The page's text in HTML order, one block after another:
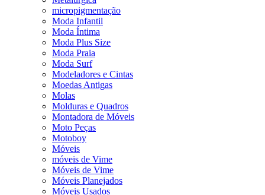
micropigmentação
Moda Infantil
Moda Íntima
Moda Plus Size
Moda Praia
Moda Surf
Modeladores e Cintas
Moedas Antigas
Molas
Molduras e Quadros
Montadora de Móveis
Moto Peças
Motoboy
Móveis
móveis de Vime
Móveis de Vime
Móveis Planejados
Móveis Usados